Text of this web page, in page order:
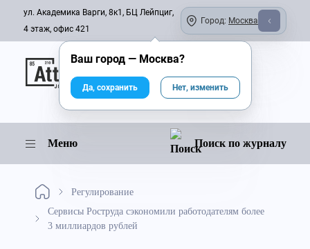
ул. Академика Варги, 8к1, БЦ Лейпциг,
4 этаж, офис 421
Город: Москва
Онлайн-журнал
Меню Поиск по журналу
Регулирование
Сервисы Роструда сэкономили работодателям более
3 миллиардов рублей
Ваш город — Москва?
Да, сохранить Нет, изменить